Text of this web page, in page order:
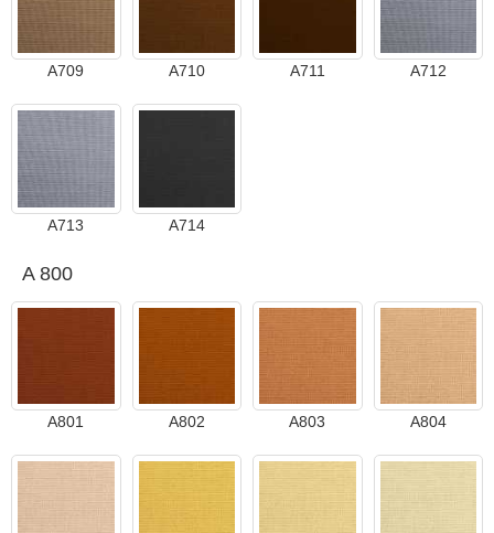
A709 A710 A711 A712
A713 A714
A 800
A801 A802 A803 A804